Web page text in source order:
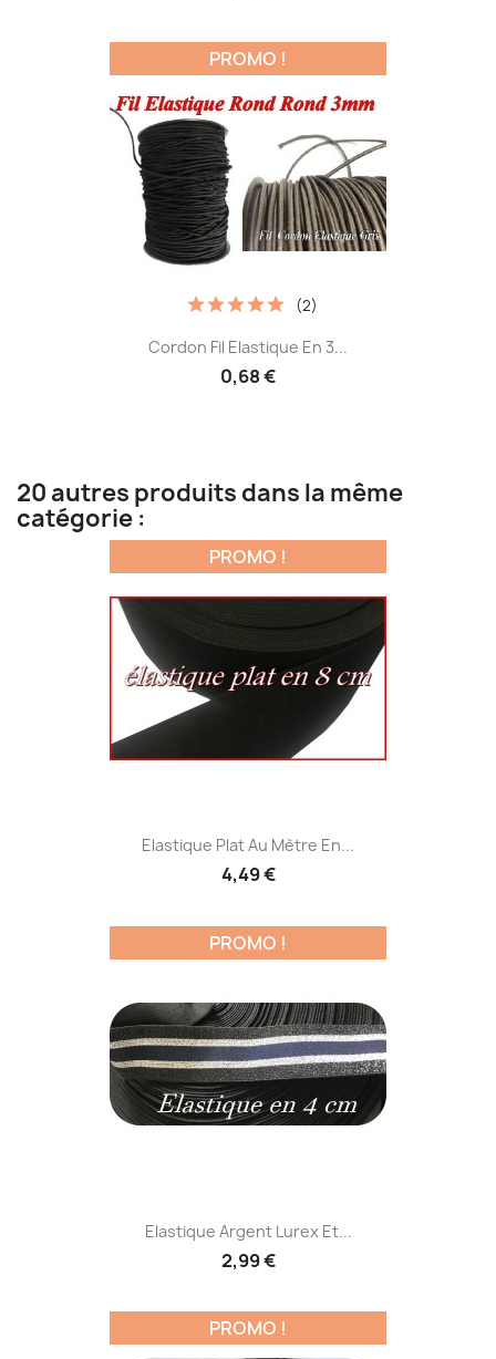
Cordon Fil Elastique En 3...
0,68 €
(2)
PROMO !
20 autres produits dans la même
catégorie :
Elastique Plat Au Mètre En...
4,49 €
PROMO !
Elastique Argent Lurex Et...
2,99 €
PROMO !
PROMO !